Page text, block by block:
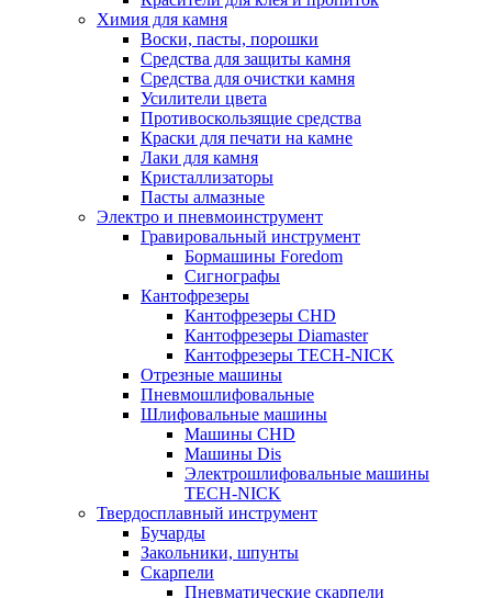
Химия для камня
Воски, пасты, порошки
Средства для защиты камня
Средства для очистки камня
Усилители цвета
Противоскользящие средства
Краски для печати на камне
Лаки для камня
Кристаллизаторы
Пасты алмазные
Электро и пневмоинструмент
Гравировальный инструмент
Бормашины Foredom
Сигнографы
Кантофрезеры
Кантофрезеры CHD
Кантофрезеры Diamaster
Кантофрезеры TECH-NICK
Отрезные машины
Пневмошлифовальные
Шлифовальные машины
Машины CHD
Машины Dis
Электрошлифовальные машины
TECH-NICK
Твердосплавный инструмент
Бучарды
Закольники, шпунты
Скарпели
Пневматические скарпели